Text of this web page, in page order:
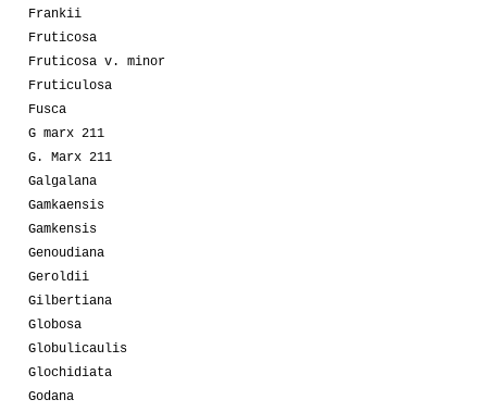
Frankii
Fruticosa
Fruticosa v. minor
Fruticulosa
Fusca
G marx 211
G. Marx 211
Galgalana
Gamkaensis
Gamkensis
Genoudiana
Geroldii
Gilbertiana
Globosa
Globulicaulis
Glochidiata
Godana